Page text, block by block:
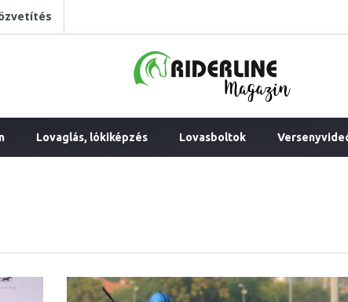
Lovaglás, lókiképzés Lovasboltok